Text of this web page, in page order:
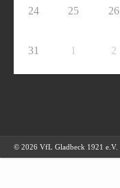
24 25 26
31 1 2
© 2026 VfL Gladbeck 1921 e.V.